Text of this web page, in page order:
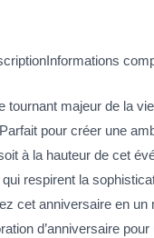
Informations
tournant majeur de la
pour créer une
à la hauteur de cet
respirent la
cet anniversaire en un
d’anniversaire